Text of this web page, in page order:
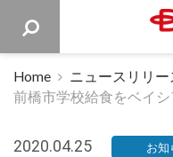
Home ニュースリリ
前橋市学校給食をベイ
2020.04.25 お知